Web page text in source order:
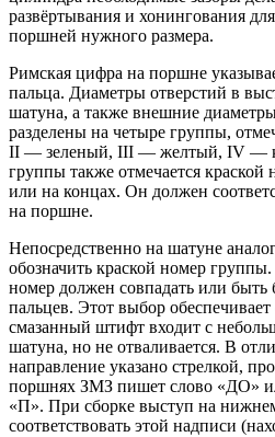
развёртывания и хонингования
поршней нужного размера.
Римская цифра на поршне
пальца. Диаметры отверстий в
шатуна, а также внешние
разделены на четыре группы,
II — зеленый, III — желтый, IV —
группы также отмечается краской
или на концах. Он должен
на поршне.
Непосредственно на шатуне
обозначить краской номер
номер должен совпадать или
пальцев. Этот выбор
смазанный штифт входит с
шатуна, но не отваливается. В
направление указано стрелкой,
поршнях ЗМЗ пишет слово «ДО»
«П». При сборке выступ на
соответствовать этой надписи